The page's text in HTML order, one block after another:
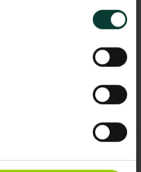
plume intérieur &
Fertiligène mon
Comparez les